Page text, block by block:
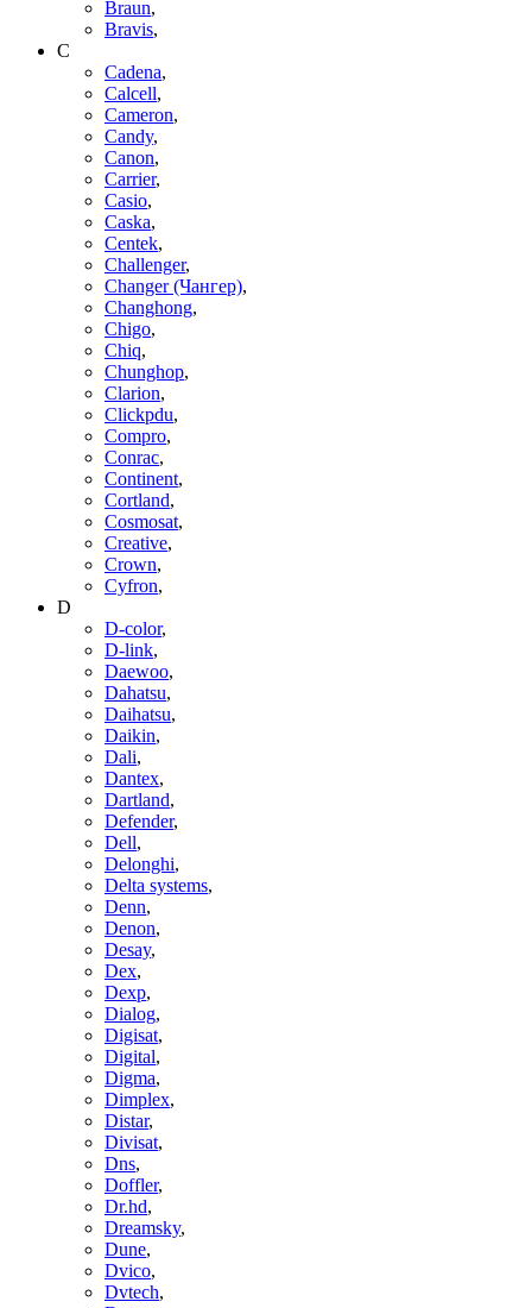
Braun,
Bravis,
C
Cadena,
Calcell,
Cameron,
Candy,
Canon,
Carrier,
Casio,
Caska,
Centek,
Challenger,
Changer (Чангер),
Changhong,
Chigo,
Chiq,
Chunghop,
Clarion,
Clickpdu,
Compro,
Conrac,
Continent,
Cortland,
Cosmosat,
Creative,
Crown,
Cyfron,
D
D-color,
D-link,
Daewoo,
Dahatsu,
Daihatsu,
Daikin,
Dali,
Dantex,
Dartland,
Defender,
Dell,
Delonghi,
Delta systems,
Denn,
Denon,
Desay,
Dex,
Dexp,
Dialog,
Digisat,
Digital,
Digma,
Dimplex,
Distar,
Divisat,
Dns,
Doffler,
Dr.hd,
Dreamsky,
Dune,
Dvico,
Dvtech,